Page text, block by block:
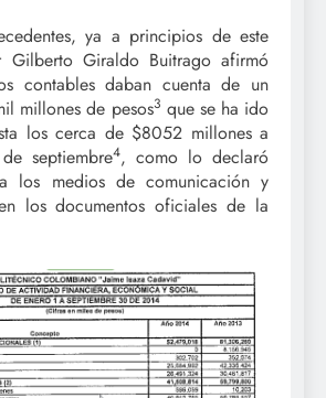
ya a principios de este
Gilberto Giraldo Buitrago afirmó
contables daban cuenta de un
millones de pesos3 que se ha ido
los cerca de $8052 millones a
septiembre4, como lo declaró
los medios de comunicación y
los documentos oficiales de la